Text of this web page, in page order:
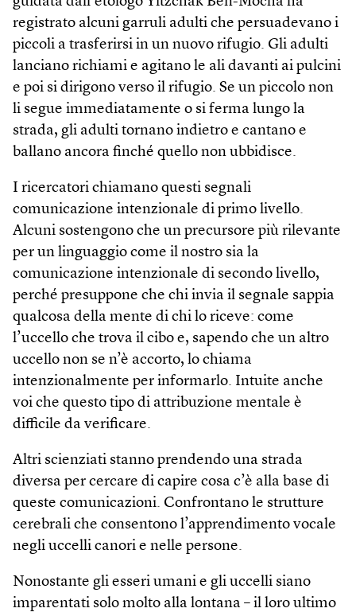
registrato alcuni garruli adulti che persuadevano i
piccoli a trasferirsi in un nuovo rifugio. Gli adulti
lanciano richiami e agitano le ali davanti ai pulcini
e poi si dirigono verso il rifugio. Se un piccolo non
li segue immediatamente o si ferma lungo la
strada, gli adulti tornano indietro e cantano e
ballano ancora finché quello non ubbidisce.
I ricercatori chiamano questi segnali
comunicazione intenzionale di primo livello.
Alcuni sostengono che un precursore più rilevante
per un linguaggio come il nostro sia la
comunicazione intenzionale di secondo livello,
perché presuppone che chi invia il segnale sappia
qualcosa della mente di chi lo riceve: come
l’uccello che trova il cibo e, sapendo che un altro
uccello non se n’è accorto, lo chiama
intenzionalmente per informarlo. Intuite anche
voi che questo tipo di attribuzione mentale è
difficile da verificare.
Altri scienziati stanno prendendo una strada
diversa per cercare di capire cosa c’è alla base di
queste comunicazioni. Confrontano le strutture
cerebrali che consentono l’apprendimento vocale
negli uccelli canori e nelle persone.
Nonostante gli esseri umani e gli uccelli siano
imparentati solo molto alla lontana – il loro ultimo